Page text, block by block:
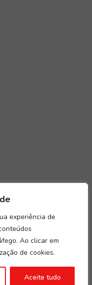
experiência de
Ao clicar em
de cookies.
Aceite tudo
e condições
Política de